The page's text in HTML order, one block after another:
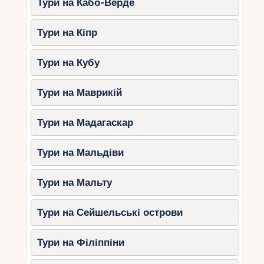
Тури на Кабо-Верде
Тури на Кіпр
Тури на Кубу
Тури на Маврикій
Тури на Мадагаскар
Тури на Мальдіви
Тури на Мальту
Тури на Сейшельські острови
Тури на Філіппіни